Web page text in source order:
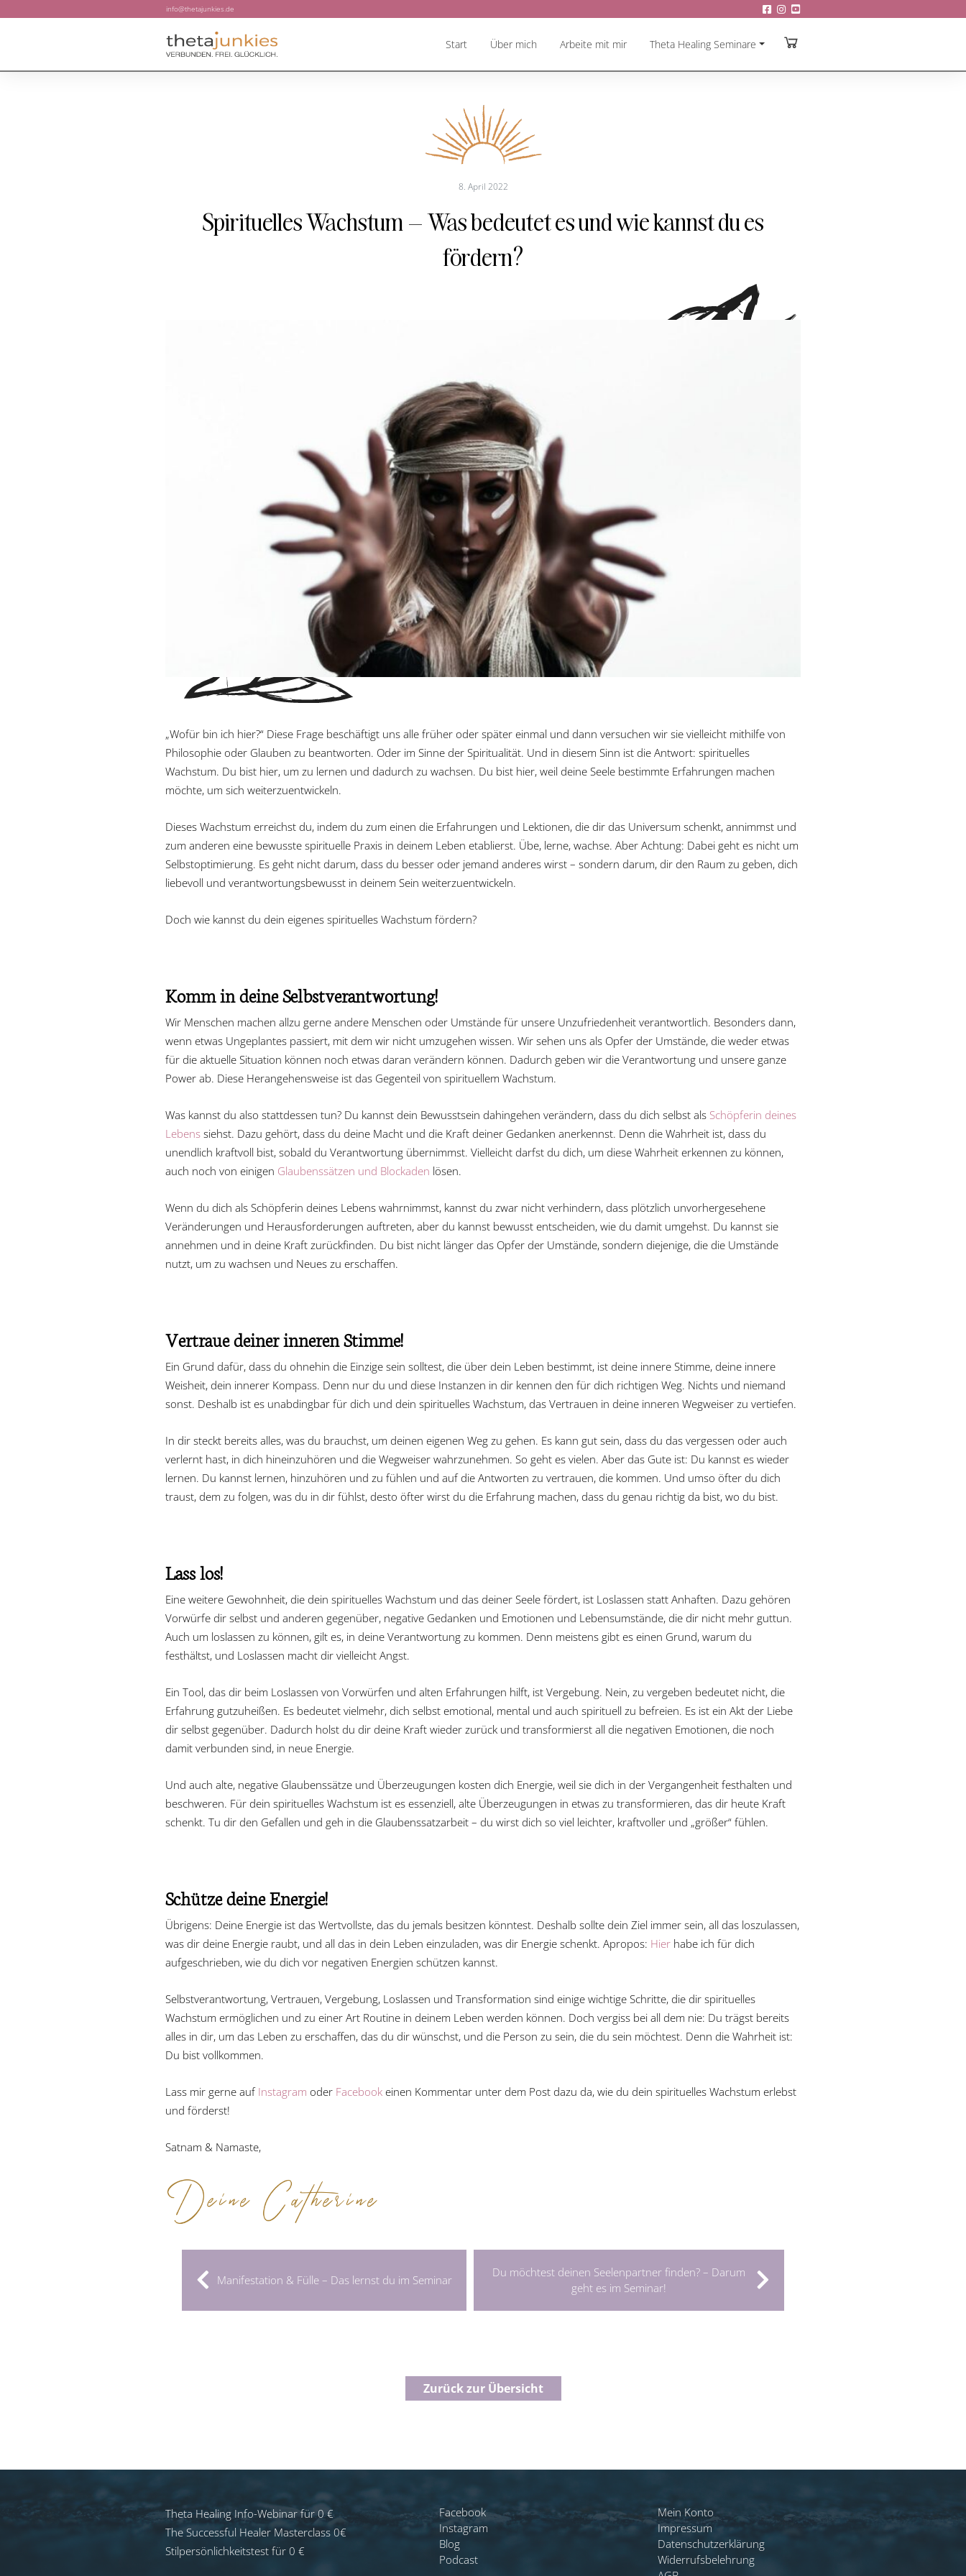
info@thetajunkies.de
Start Über mich Arbeite mit mir Theta Healing Seminare
8. April 2022
Spirituelles Wachstum – Was bedeutet es und wie kannst du es
fördern?
„Wofür bin ich hier?“ Diese Frage beschäftigt uns alle früher oder später einmal und dann versuchen wir sie vielleicht mithilfe von
Philosophie oder Glauben zu beantworten. Oder im Sinne der Spiritualität. Und in diesem Sinn ist die Antwort: spirituelles
Wachstum. Du bist hier, um zu lernen und dadurch zu wachsen. Du bist hier, weil deine Seele bestimmte Erfahrungen machen
möchte, um sich weiterzuentwickeln.
Dieses Wachstum erreichst du, indem du zum einen die Erfahrungen und Lektionen, die dir das Universum schenkt, annimmst und
zum anderen eine bewusste spirituelle Praxis in deinem Leben etablierst. Übe, lerne, wachse. Aber Achtung: Dabei geht es nicht um
Selbstoptimierung. Es geht nicht darum, dass du besser oder jemand anderes wirst – sondern darum, dir den Raum zu geben, dich
liebevoll und verantwortungsbewusst in deinem Sein weiterzuentwickeln.
Doch wie kannst du dein eigenes spirituelles Wachstum fördern?
Komm in deine Selbstverantwortung!
Wir Menschen machen allzu gerne andere Menschen oder Umstände für unsere Unzufriedenheit verantwortlich. Besonders dann,
wenn etwas Ungeplantes passiert, mit dem wir nicht umzugehen wissen. Wir sehen uns als Opfer der Umstände, die weder etwas
für die aktuelle Situation können noch etwas daran verändern können. Dadurch geben wir die Verantwortung und unsere ganze
Power ab. Diese Herangehensweise ist das Gegenteil von spirituellem Wachstum.
Was kannst du also stattdessen tun? Du kannst dein Bewusstsein dahingehen verändern, dass du dich selbst als Schöpferin deines
Lebens siehst. Dazu gehört, dass du deine Macht und die Kraft deiner Gedanken anerkennst. Denn die Wahrheit ist, dass du
unendlich kraftvoll bist, sobald du Verantwortung übernimmst. Vielleicht darfst du dich, um diese Wahrheit erkennen zu können,
auch noch von einigen Glaubenssätzen und Blockaden lösen.
Wenn du dich als Schöpferin deines Lebens wahrnimmst, kannst du zwar nicht verhindern, dass plötzlich unvorhergesehene
Veränderungen und Herausforderungen auftreten, aber du kannst bewusst entscheiden, wie du damit umgehst. Du kannst sie
annehmen und in deine Kraft zurückfinden. Du bist nicht länger das Opfer der Umstände, sondern diejenige, die die Umstände
nutzt, um zu wachsen und Neues zu erschaffen.
Vertraue deiner inneren Stimme!
Ein Grund dafür, dass du ohnehin die Einzige sein solltest, die über dein Leben bestimmt, ist deine innere Stimme, deine innere
Weisheit, dein innerer Kompass. Denn nur du und diese Instanzen in dir kennen den für dich richtigen Weg. Nichts und niemand
sonst. Deshalb ist es unabdingbar für dich und dein spirituelles Wachstum, das Vertrauen in deine inneren Wegweiser zu vertiefen.
In dir steckt bereits alles, was du brauchst, um deinen eigenen Weg zu gehen. Es kann gut sein, dass du das vergessen oder auch
verlernt hast, in dich hineinzuhören und die Wegweiser wahrzunehmen. So geht es vielen. Aber das Gute ist: Du kannst es wieder
lernen. Du kannst lernen, hinzuhören und zu fühlen und auf die Antworten zu vertrauen, die kommen. Und umso öfter du dich
traust, dem zu folgen, was du in dir fühlst, desto öfter wirst du die Erfahrung machen, dass du genau richtig da bist, wo du bist.
Lass los!
Eine weitere Gewohnheit, die dein spirituelles Wachstum und das deiner Seele fördert, ist Loslassen statt Anhaften. Dazu gehören
Vorwürfe dir selbst und anderen gegenüber, negative Gedanken und Emotionen und Lebensumstände, die dir nicht mehr guttun.
Auch um loslassen zu können, gilt es, in deine Verantwortung zu kommen. Denn meistens gibt es einen Grund, warum du
festhältst, und Loslassen macht dir vielleicht Angst.
Ein Tool, das dir beim Loslassen von Vorwürfen und alten Erfahrungen hilft, ist Vergebung. Nein, zu vergeben bedeutet nicht, die
Erfahrung gutzuheißen. Es bedeutet vielmehr, dich selbst emotional, mental und auch spirituell zu befreien. Es ist ein Akt der Liebe
dir selbst gegenüber. Dadurch holst du dir deine Kraft wieder zurück und transformierst all die negativen Emotionen, die noch
damit verbunden sind, in neue Energie.
Und auch alte, negative Glaubenssätze und Überzeugungen kosten dich Energie, weil sie dich in der Vergangenheit festhalten und
beschweren. Für dein spirituelles Wachstum ist es essenziell, alte Überzeugungen in etwas zu transformieren, das dir heute Kraft
schenkt. Tu dir den Gefallen und geh in die Glaubenssatzarbeit – du wirst dich so viel leichter, kraftvoller und „größer“ fühlen.
Schütze deine Energie!
Übrigens: Deine Energie ist das Wertvollste, das du jemals besitzen könntest. Deshalb sollte dein Ziel immer sein, all das loszulassen,
was dir deine Energie raubt, und all das in dein Leben einzuladen, was dir Energie schenkt. Apropos: Hier habe ich für dich
aufgeschrieben, wie du dich vor negativen Energien schützen kannst.
Selbstverantwortung, Vertrauen, Vergebung, Loslassen und Transformation sind einige wichtige Schritte, die dir spirituelles
Wachstum ermöglichen und zu einer Art Routine in deinem Leben werden können. Doch vergiss bei all dem nie: Du trägst bereits
alles in dir, um das Leben zu erschaffen, das du dir wünschst, und die Person zu sein, die du sein möchtest. Denn die Wahrheit ist:
Du bist vollkommen.
Lass mir gerne auf Instagram oder Facebook einen Kommentar unter dem Post dazu da, wie du dein spirituelles Wachstum erlebst
und förderst!
Satnam & Namaste,
Manifestation & Fülle – Das lernst du im Seminar
Du möchtest deinen Seelenpartner finden? – Darum
geht es im Seminar!
Zurück zur Übersicht
Theta Healing Info-Webinar für 0 €
The Successful Healer Masterclass 0€
Stilpersönlichkeitstest für 0 €
Facebook
Instagram
Blog
Podcast
Mein Konto
Impressum
Datenschutzerklärung
Widerrufsbelehrung